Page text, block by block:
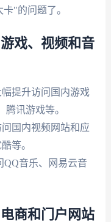
"的问题了。
戏、视频和音
提升访问国内游戏
腾讯游戏等。
国内视频网站和应
等。
QQ音乐、网易云音
商和门户网站